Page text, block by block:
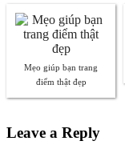
Mẹo giúp bạn trang
điểm thật đẹp
Leave a Reply